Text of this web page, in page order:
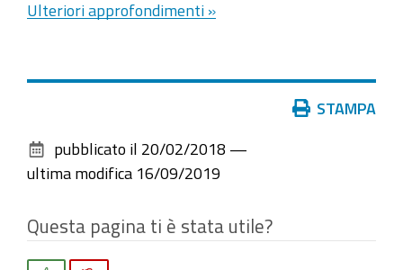
Ulteriori approfondimenti »
documento
STAMPA
pubblicato il 20/02/2018 —
ultima modifica 16/09/2019
Questa pagina ti è stata utile?